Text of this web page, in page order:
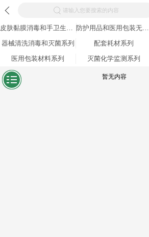
请输入您要搜索的内容
皮肤黏膜消毒和手卫生系列 防护用品和医用包装无纺布
器械清洗消毒和灭菌系列
配套耗材系列
医用包装材料系列
灭菌化学监测系列
暂无内容